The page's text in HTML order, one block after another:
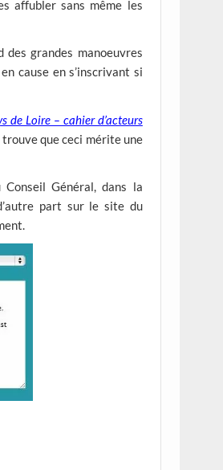
affubler sans même les
grandes manoeuvres
cause en s’inscrivant si
de Loire – cahier d’acteurs
que ceci mérite une
Général, dans la
part sur le site du